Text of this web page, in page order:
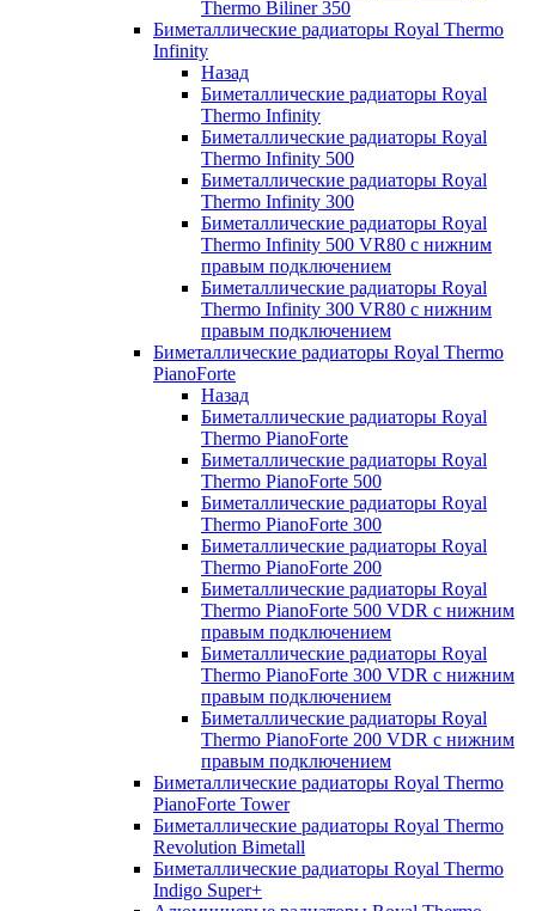
Thermo Biliner 350
Биметаллические радиаторы Royal Thermo
Infinity
Назад
Биметаллические радиаторы Royal
Thermo Infinity
Биметаллические радиаторы Royal
Thermo Infinity 500
Биметаллические радиаторы Royal
Thermo Infinity 300
Биметаллические радиаторы Royal
Thermo Infinity 500 VR80 с нижним
правым подключением
Биметаллические радиаторы Royal
Thermo Infinity 300 VR80 с нижним
правым подключением
Биметаллические радиаторы Royal Thermo
PianoForte
Назад
Биметаллические радиаторы Royal
Thermo PianoForte
Биметаллические радиаторы Royal
Thermo PianoForte 500
Биметаллические радиаторы Royal
Thermo PianoForte 300
Биметаллические радиаторы Royal
Thermo PianoForte 200
Биметаллические радиаторы Royal
Thermo PianoForte 500 VDR с нижним
правым подключением
Биметаллические радиаторы Royal
Thermo PianoForte 300 VDR с нижним
правым подключением
Биметаллические радиаторы Royal
Thermo PianoForte 200 VDR с нижним
правым подключением
Биметаллические радиаторы Royal Thermo
PianoForte Tower
Биметаллические радиаторы Royal Thermo
Revolution Bimetall
Биметаллические радиаторы Royal Thermo
Indigo Super+